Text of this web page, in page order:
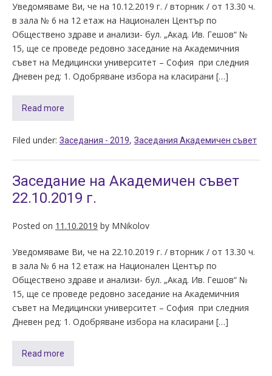
Уведомяваме Ви, че на 10.12.2019 г. / вторник / от 13.30 ч.
в зала № 6 на 12 етаж на Национален Център по
Обществено здраве и анализи- бул. „Акад. Ив. Гешов“ №
15, ще се проведе редовно заседание на Академичния
съвет на Медицински университет – София при следния
Дневен ред: 1. Одобряване избора на класирани […]
Read more
Filed under: Заседания - 2019, Заседания Академичен съвет
Заседание на Академичен съвет
22.10.2019 г.
Posted on 11.10.2019 by MNikolov
Уведомяваме Ви, че на 22.10.2019 г. / вторник / от 13.30 ч.
в зала № 6 на 12 етаж на Национален Център по
Обществено здраве и анализи- бул. „Акад. Ив. Гешов“ №
15, ще се проведе редовно заседание на Академичния
съвет на Медицински университет – София при следния
Дневен ред: 1. Одобряване избора на класирани […]
Read more